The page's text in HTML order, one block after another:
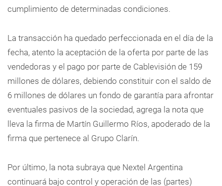
cumplimiento de determinadas condiciones.
La transacción ha quedado perfeccionada en el día de la
fecha, atento la aceptación de la oferta por parte de las
vendedoras y el pago por parte de Cablevisión de 159
millones de dólares, debiendo constituir con el saldo de
6 millones de dólares un fondo de garantía para afrontar
eventuales pasivos de la sociedad, agrega la nota que
lleva la firma de Martín Guillermo Ríos, apoderado de la
firma que pertenece al Grupo Clarín.
Por último, la nota subraya que Nextel Argentina
continuará bajo control y operación de las (partes)